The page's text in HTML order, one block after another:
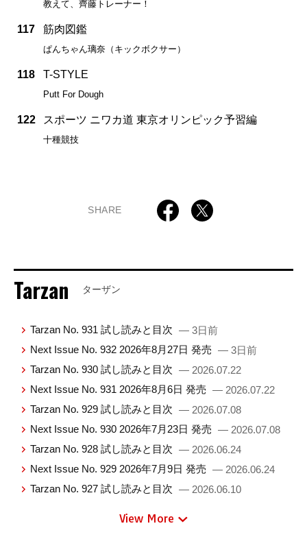
教えて、齊藤トレーナー！
117 筋肉図鑑
ぱんちゃん璃奈（キックボクサー）
118 T-STYLE
Putt For Dough
122 スポーツ ニワカ道 東京オリンピック予習編
十種競技
SHARE
Tarzan ターザン
Tarzan No. 931 試し読みと目次 — 3日前
Next Issue No. 932 2026年8月27日 発売 — 3日前
Tarzan No. 930 試し読みと目次 — 2026.07.22
Next Issue No. 931 2026年8月6日 発売 — 2026.07.22
Tarzan No. 929 試し読みと目次 — 2026.07.08
Next Issue No. 930 2026年7月23日 発売 — 2026.07.08
Tarzan No. 928 試し読みと目次 — 2026.06.24
Next Issue No. 929 2026年7月9日 発売 — 2026.06.24
Tarzan No. 927 試し読みと目次 — 2026.06.10
View More